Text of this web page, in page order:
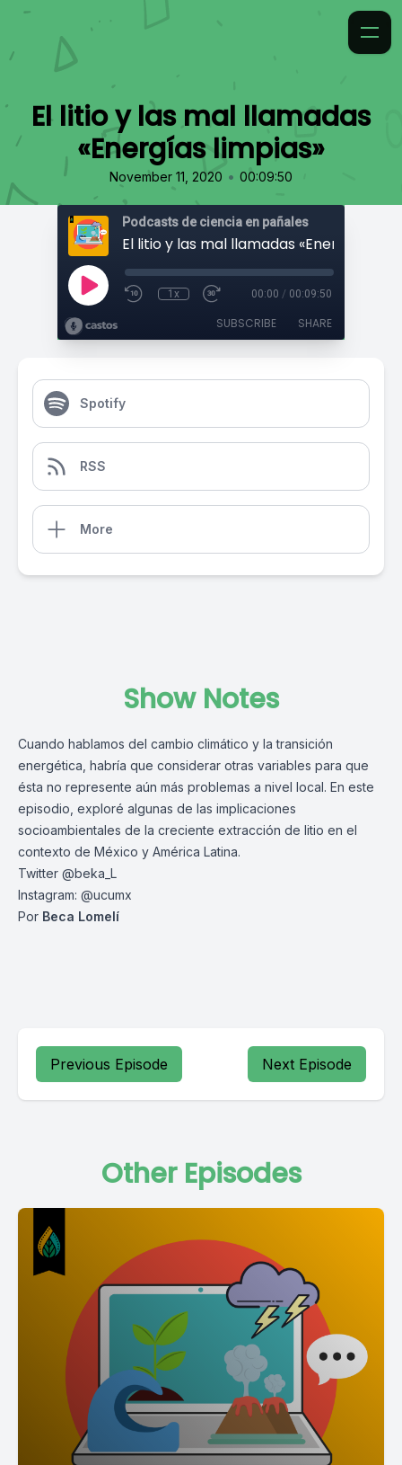
El litio y las mal llamadas
«Energías limpias»
November 11, 2020 • 00:09:50
Podcasts de ciencia en pañales
El litio y las mal llamadas «Energías
1x 00:00 / 00:09:50
SUBSCRIBE SHARE
Spotify
RSS
More
Show Notes
Cuando hablamos del cambio climático y la transición
energética, habría que considerar otras variables para que
ésta no represente aún más problemas a nivel local. En este
episodio, exploré algunas de las implicaciones
socioambientales de la creciente extracción de litio en el
contexto de México y América Latina.
Twitter @beka_L
Instagram: @ucumx
Por Beca Lomelí
Previous Episode Next Episode
Other Episodes